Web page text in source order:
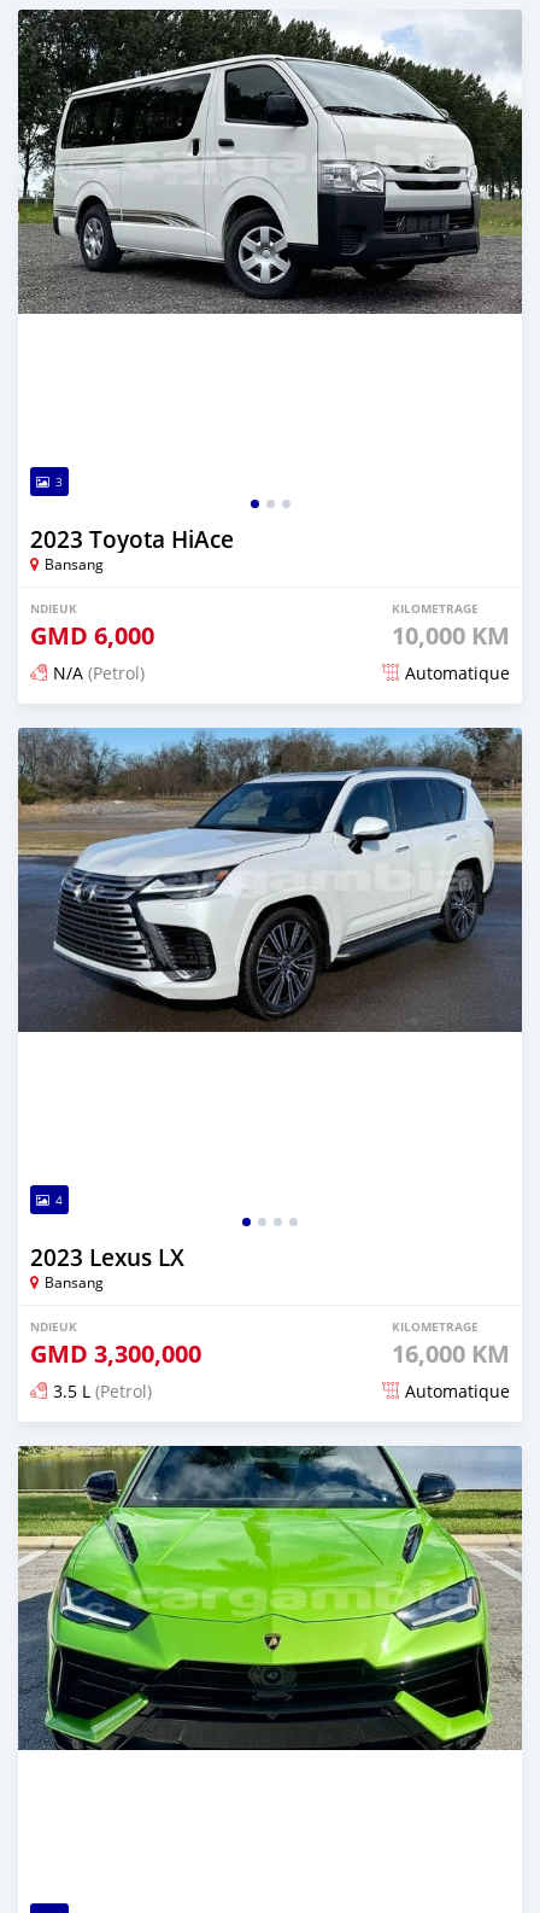
3
2023 Toyota HiAce
Bansang
NDIEUK
GMD 6,000
KILOMETRAGE
10,000 KM
N/A (Petrol) Automatique
Dougal na niou ko depuis 3 months
4
2023 Lexus LX
Bansang
NDIEUK
GMD 3,300,000
KILOMETRAGE
16,000 KM
3.5 L (Petrol) Automatique
Dougal na niou ko depuis 4 months